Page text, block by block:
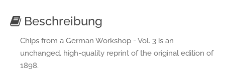
Beschreibung
Chips from a German Workshop - Vol. 3 is an
unchanged, high-quality reprint of the original edition of
1898.